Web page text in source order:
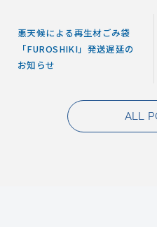
悪天候による再生材ごみ袋
「FUROSHIKI」発送遅延の
お知らせ
ALL